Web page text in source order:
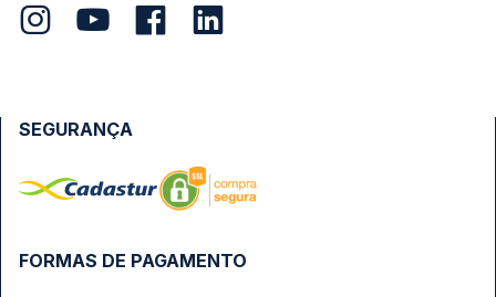
FORMAS DE PAGAMENTO
SEGURANÇA